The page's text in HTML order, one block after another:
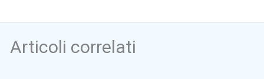
Articoli correlati